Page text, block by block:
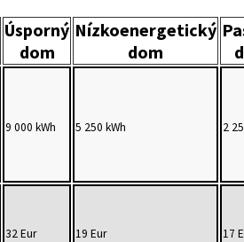
Úsporný
dom
Nízkoenergetický
dom
9 000 kWh 5 250 kWh 2
32 Eur 19 Eur 17